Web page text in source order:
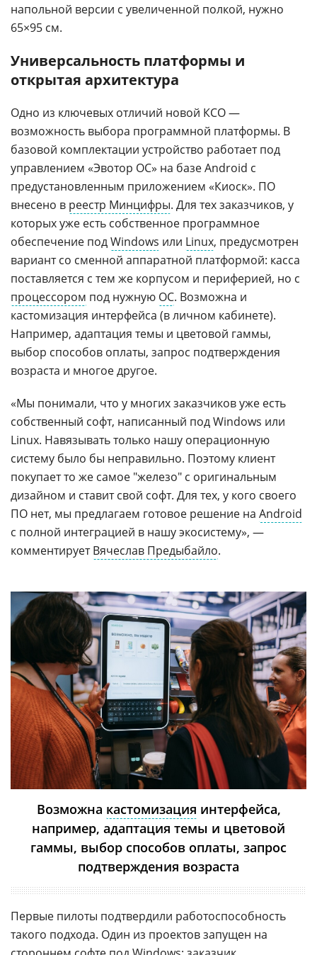
напольной версии с увеличенной полкой, нужно
65×95 см.
Универсальность платформы и
открытая архитектура
Одно из ключевых отличий новой КСО —
возможность выбора программной платформы. В
базовой комплектации устройство работает под
управлением «Эвотор ОС» на базе Android с
предустановленным приложением «Киоск». ПО
внесено в реестр Минцифры. Для тех заказчиков, у
которых уже есть собственное программное
обеспечение подWindows или Linux, предусмотрен
вариант со сменной аппаратной платформой: касса
поставляется с тем же корпусом и периферией, но с
процессором под нужную ОС. Возможна и
кастомизация интерфейса (в личном кабинете).
Например, адаптация темы и цветовой гаммы,
выбор способов оплаты, запрос подтверждения
возраста и многое другое.
«Мы понимали, что у многих заказчиков уже есть
собственный софт, написанный под Windows или
Linux. Навязывать только нашу операционную
систему было бы неправильно. Поэтому клиент
покупает то же самое "железо" с оригинальным
дизайном и ставит свой софт. Для тех, у кого своего
ПО нет, мы предлагаем готовое решение на Android
с полной интеграцией в нашу экосистему», —
комментируетВячеслав Предыбайло.
Возможна кастомизация интерфейса,
например, адаптация темы и цветовой
гаммы, выбор способов оплаты, запрос
подтверждения возраста
Первые пилоты подтвердили работоспособность
такого подхода. Один из проектов запущен на